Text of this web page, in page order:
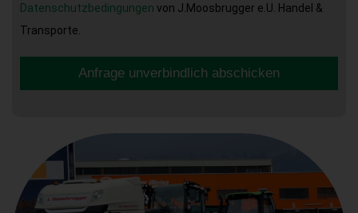
Datenschutzbedingungen von J.Moosbrugger e.U. Handel &
Transporte.
Anfrage unverbindlich abschicken